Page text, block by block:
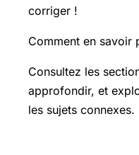
corriger !
Comment en savoir
Consultez les
approfondir, et
les sujets connexes.